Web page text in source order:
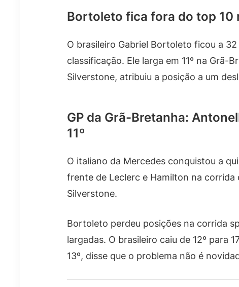
Bortoleto fica fora do top 10
O brasileiro Gabriel Bortoleto ficou a
classificação. Ele larga em 11º na Grã-
Silverstone, atribuiu a posição a um
GP da Grã-Bretanha:
11º
O italiano da Mercedes conquistou a
frente de Leclerc e Hamilton na
Silverstone.
Bortoleto perdeu posições na corrida
largadas. O brasileiro caiu de 12º para
13º, disse que o problema não é